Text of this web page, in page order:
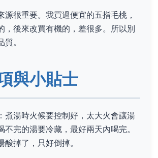
源很重要。我買過便宜的五指毛桃，
，後來改買有機的，差很多。所以別
。
與小貼士
煮湯時火候要控制好，太大火會讓湯
不完的湯要冷藏，最好兩天內喝完。
掉了，只好倒掉。